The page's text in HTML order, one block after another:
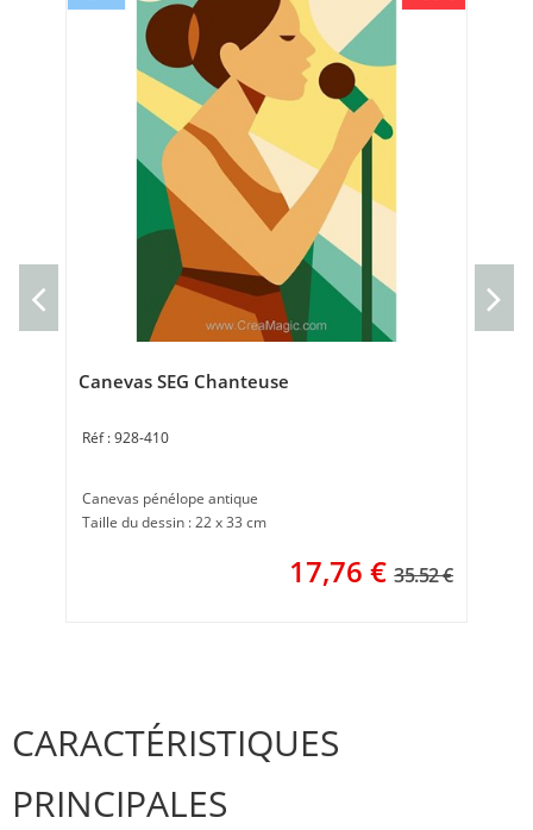
Canevas SEG Chanteuse
928-410
Canevas pénélope antique
Taille du dessin : 22 x 33 cm
17,76 € 35.52 €
CARACTÉRISTIQUES
PRINCIPALES